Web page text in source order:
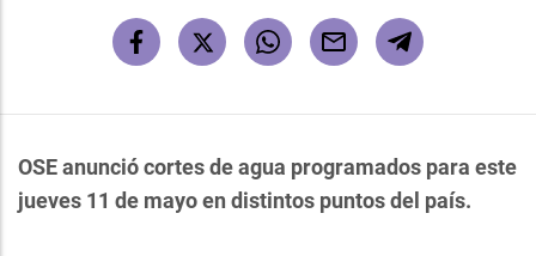
OSE anunció cortes de agua programados para este
jueves 11 de mayo en distintos puntos del país.